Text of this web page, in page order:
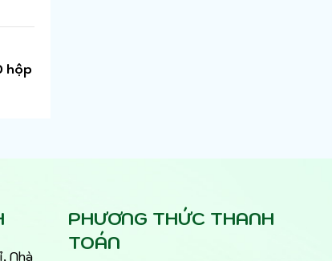
hộp
Nhà
PHƯƠNG THỨC THANH
TOÁN